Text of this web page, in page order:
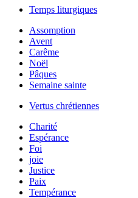
Temps liturgiques
Assomption
Avent
Carême
Noël
Pâques
Semaine sainte
Vertus chrétiennes
Charité
Espérance
Foi
joie
Justice
Paix
Tempérance